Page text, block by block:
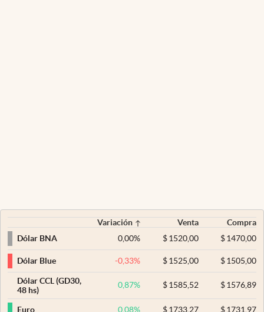
Variación Venta
Compra
Dólar BNA
0,00% $ 1520,00 $1470,00
Dólar Blue -0,33% $ 1525,00 $1505,00
Dólar CCL (GD30,
48 hs)
0,87% $ 1585,52 $1576,89
Euro 0,08% $ 1733,27 $1731,97